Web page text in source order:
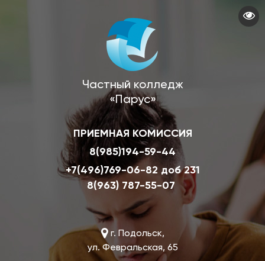
Частный колледж
«Парус»
ПРИЕМНАЯ КОМИССИЯ
8(985)194-59-44
+7(496)769-06-82 доб 231
8(963) 787-55-07
г. Подольск,
ул. Февральская, 65